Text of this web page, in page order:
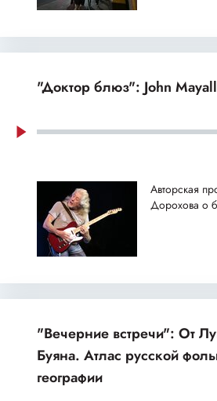
"Доктор блюз": John Mayall
Авторская
Дорохова о
"Вечерние встречи": От
Буяна. Атлас русской
географии